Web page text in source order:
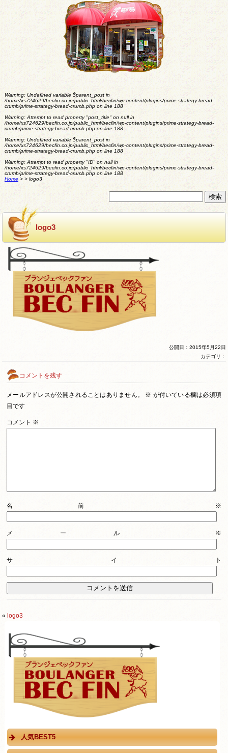
Warning: Undefined variable $parent_post in
/home/xs724629/becfin.co.jp/public_html/becfin/wp-content/plugins/prime-strategy-bread-
crumb/prime-strategy-bread-crumb.phpon line 188
Warning: Attempt to read property "post_title" on null in
/home/xs724629/becfin.co.jp/public_html/becfin/wp-content/plugins/prime-strategy-bread-
crumb/prime-strategy-bread-crumb.phpon line 188
Warning: Undefined variable $parent_post in
/home/xs724629/becfin.co.jp/public_html/becfin/wp-content/plugins/prime-strategy-bread-
crumb/prime-strategy-bread-crumb.phpon line 188
Warning: Attempt to read property "ID" on null in
/home/xs724629/becfin.co.jp/public_html/becfin/wp-content/plugins/prime-strategy-bread-
crumb/prime-strategy-bread-crumb.phpon line 188
Home> > logo3
logo3
公開日：2015年5月22日
カテゴリ：
コメントを残す
メールアドレスが公開されることはありません。 ※ が付いている欄は必須項
目です
コメント ※
名前 ※
メール ※
サイト
«logo3
人気BEST5